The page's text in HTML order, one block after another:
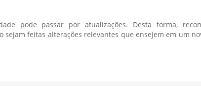
pode passar por atualizações. Desta forma,
feitas alterações relevantes que ensejem em um